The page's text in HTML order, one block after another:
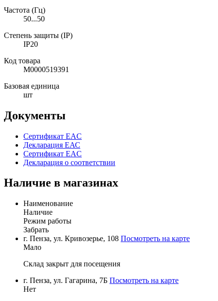
Частота (Гц)
50...50
Степень защиты (IP)
IP20
Код товара
М0000519391
Базовая единица
шт
Документы
Сертификат EAC
Декларация ЕАС
Сертификат EAC
Декларация о соответствии
Наличие в магазинах
Наименование
Наличие
Режим работы
Забрать
г. Пенза, ул. Кривозерье, 108 Посмотреть на карте
Мало
Склад закрыт для посещения
г. Пенза, ул. Гагарина, 7Б Посмотреть на карте
Нет